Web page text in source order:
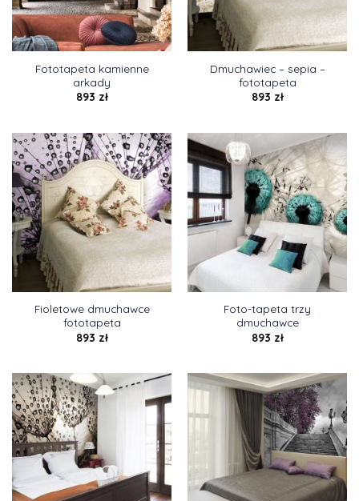
Fototapeta kamienne
arkady
893 zł
Dmuchawiec – sepia –
fototapeta
893 zł
Fioletowe dmuchawce
fototapeta
893 zł
Foto-tapeta trzy
dmuchawce
893 zł